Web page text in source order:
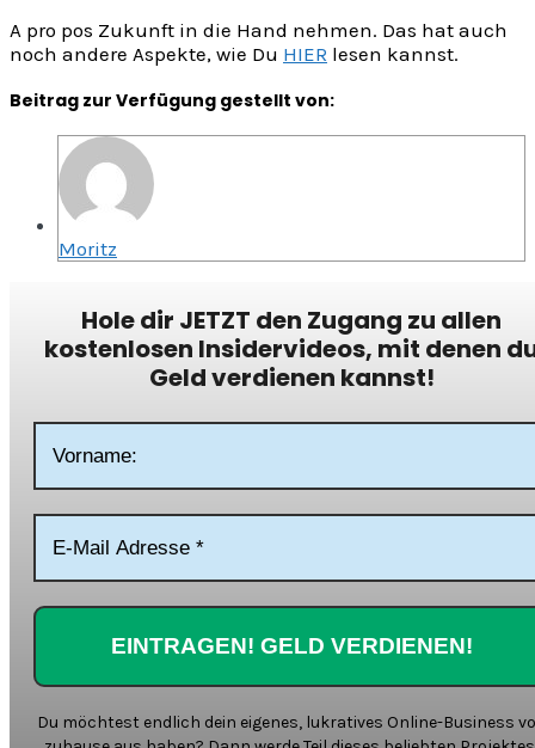
A pro pos Zukunft in die Hand nehmen. Das hat auch
noch andere Aspekte, wie Du HIER lesen kannst.
Beitrag zur Verfügung gestellt von:
Moritz
Hole dir JETZT den Zugang zu allen
kostenlosen Insidervideos, mit denen
Geld verdienen kannst!
Du möchtest endlich dein eigenes, lukratives Online-Business